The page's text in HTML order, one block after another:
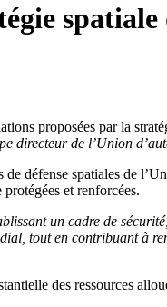
proposées par la
directeur de l’Union
défense spatiales de
et renforcées.
un cadre de
tout en contribuant à
des ressources